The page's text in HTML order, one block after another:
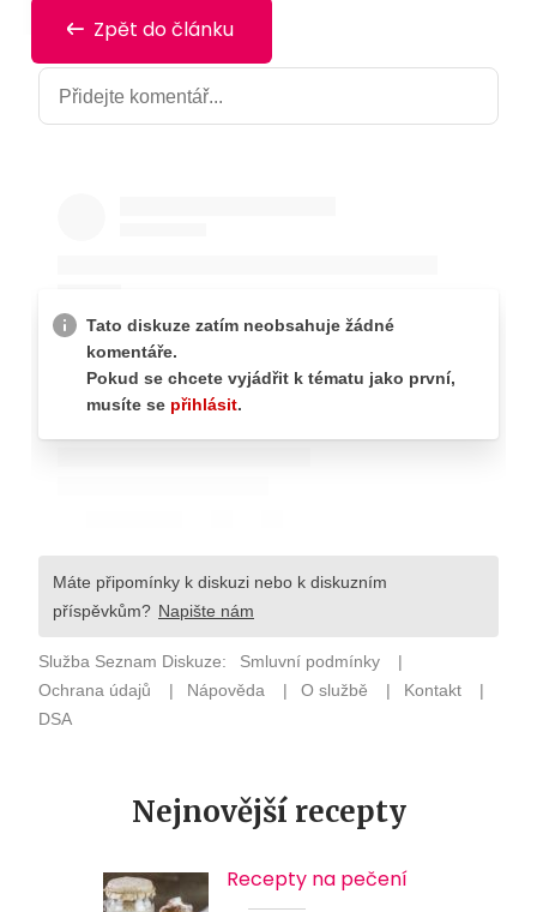
Zpět do článku
Nejnovější recepty
Recepty na pečení